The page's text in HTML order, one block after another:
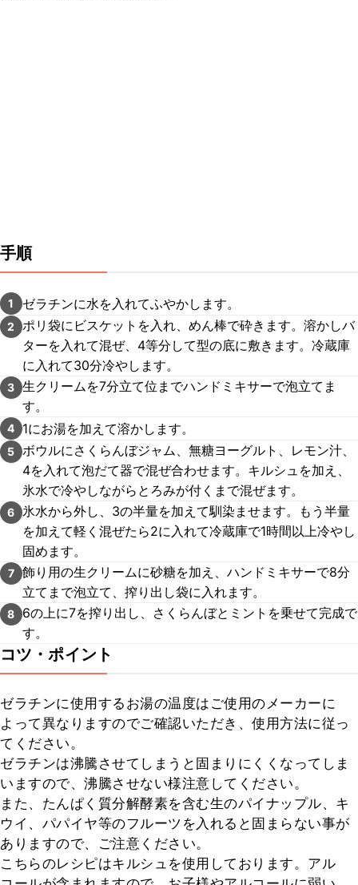
手順
1 ゼラチンに水を入れてふやかします。
2
ポリ袋にビスケットを入れ、めん棒で砕きます。溶かしバ
ターを入れて混ぜ、4等分して型の底に敷きます。冷蔵庫
に入れて30分冷やします。
3 生クリームを7分立て位までハンドミキサーで泡立てま
す。
4 1にお湯を加えて溶かします。
5 ボウルにさくらんぼジャム、無糖ヨーグルト、レモン汁、
4を入れて泡だて器で混ぜ合わせます。キルシュを加え、
氷水で冷やしながらとろみが付くまで混ぜます。
6 氷水から外し、3の半量を加えて馴染ませます。もう半量
を加えて軽く混ぜたら2に入れて冷蔵庫で1時間以上冷やし
固めます。
7 飾り用の生クリームに砂糖を加え、ハンドミキサーで8分
立てまで泡立て、搾り出し袋に入れます。
8
6の上に7を搾り出し、さくらんぼとミントを乗せて完成で
す。
コツ・ポイント
ゼラチンに使用するお湯の温度はご使用のメーカーに
よって異なりますのでご確認いただき、使用方法に従っ
てください。
ゼラチンは沸騰させてしまうと固まりにくくなってしま
いますので、沸騰させない様注意してください。
また、たんぱく質分解酵素を含む生のパイナップル、キ
ウイ、パパイヤ等のフルーツを入れると固まらない事が
ありますので、ご注意ください。
こちらのレシピはキルシュを使用しております。アル